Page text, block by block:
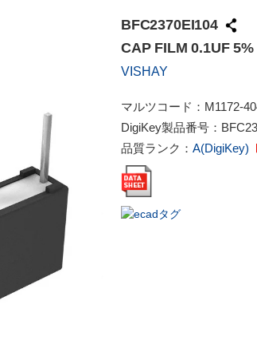
BFC2370EI104
CAP FILM 0.1UF
VISHAY
マルツコード： M1172-
DigiKey製品番号：
品質ランク： A(DigiKey)